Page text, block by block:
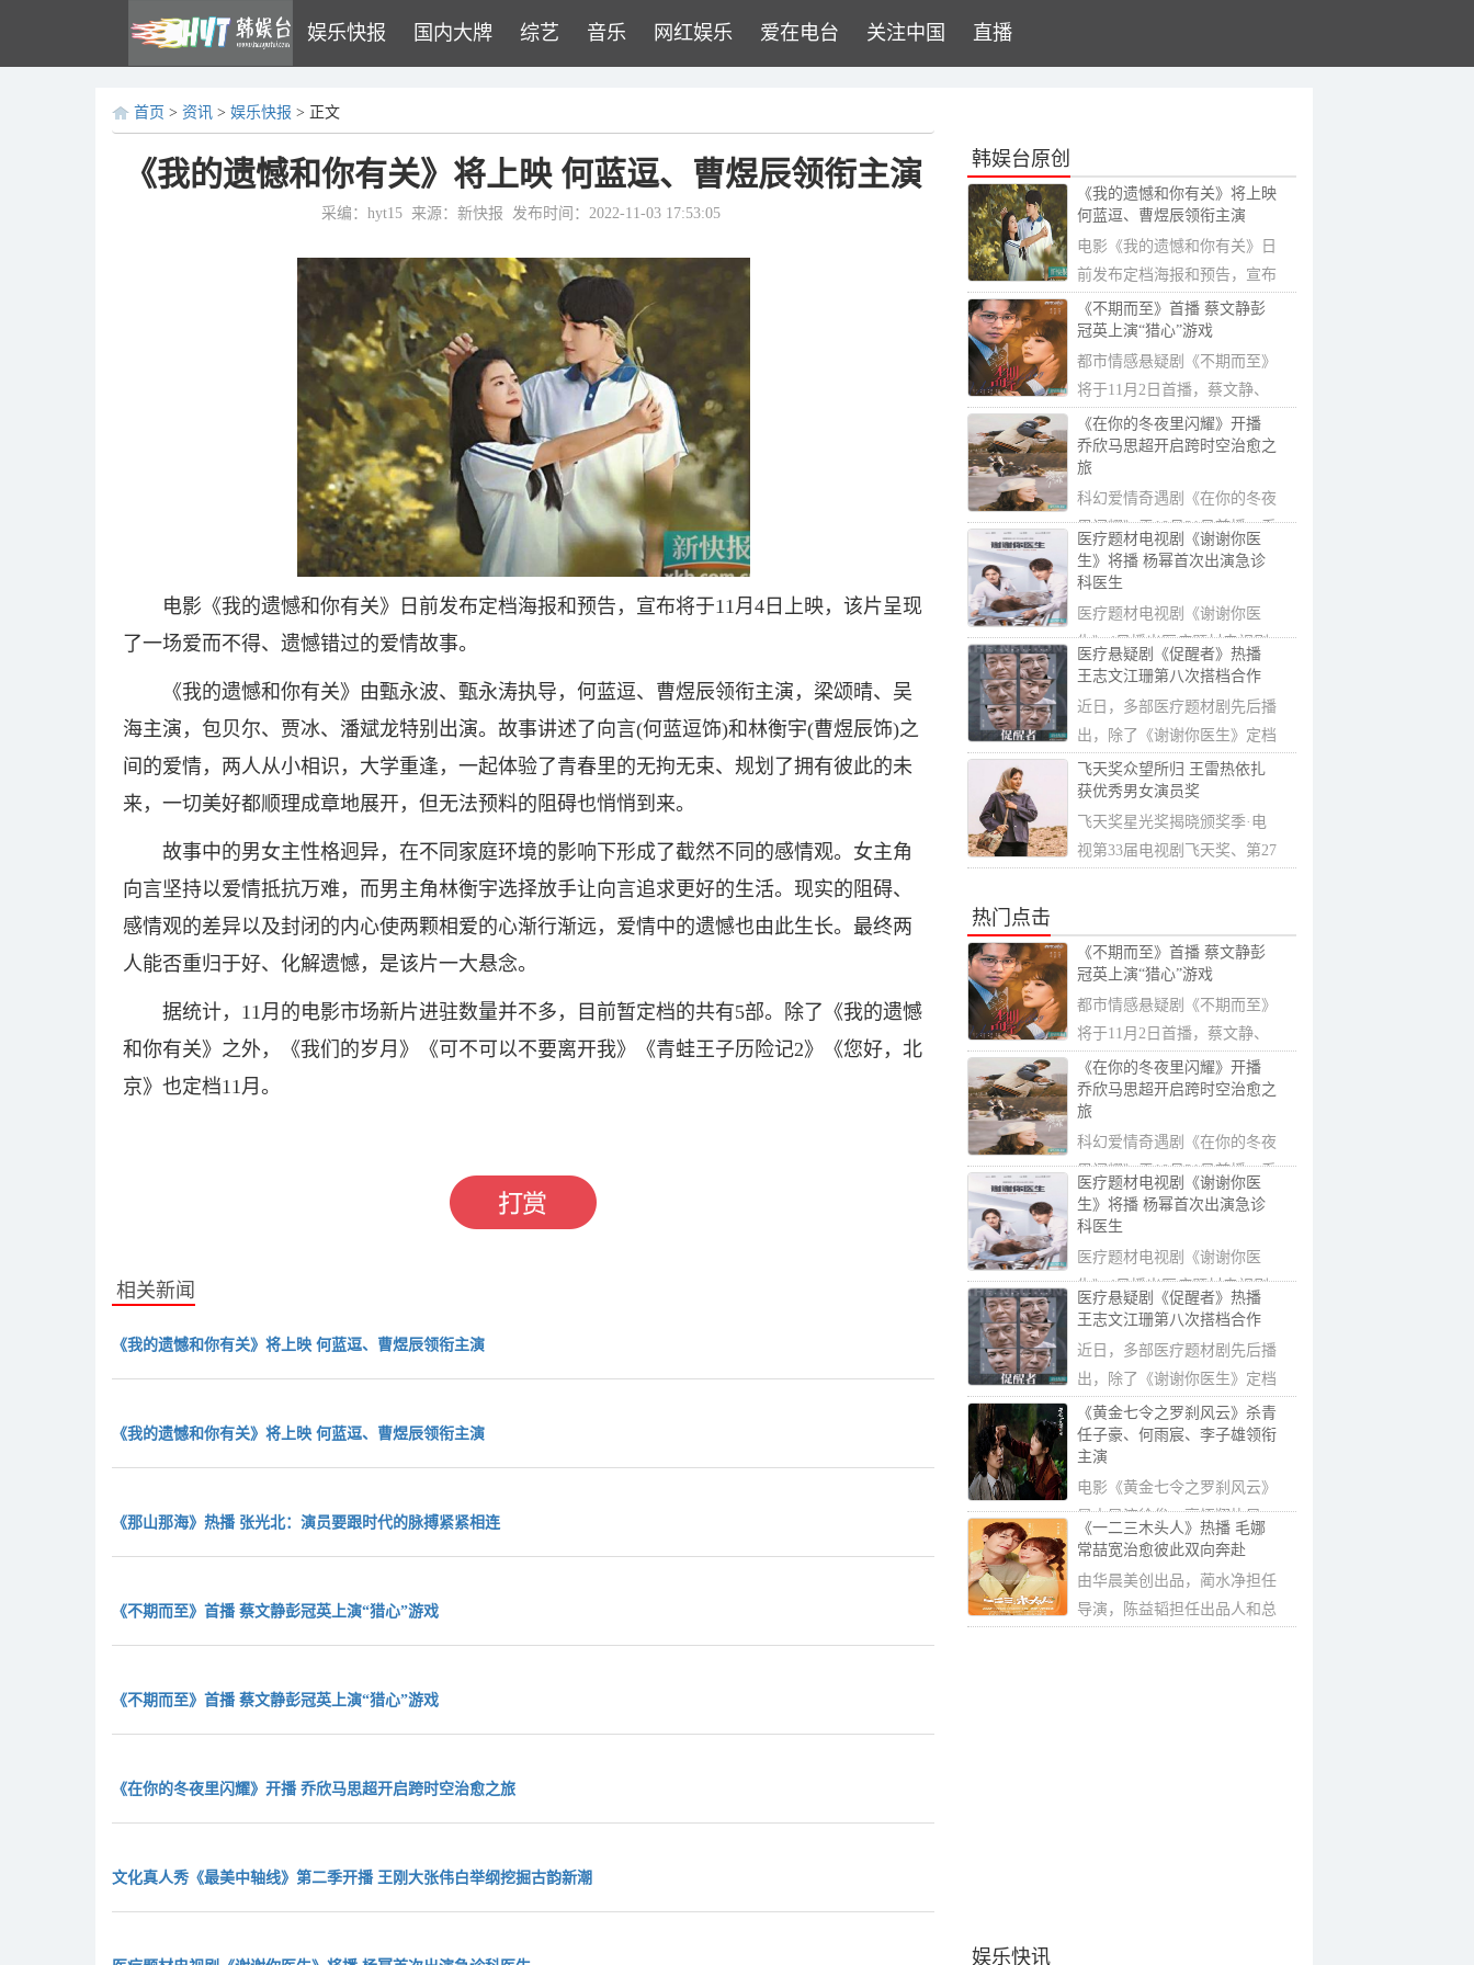
娱乐快报 国内大牌 综艺 音乐 网红娱乐 爱在电台 关注中国 直播
首页 > 资讯 > 娱乐快报 > 正文
《我的遗憾和你有关》将上映 何蓝逗、曹煜辰领衔主演
采编：hyt15 来源：新快报 发布时间：2022-11-03 17:53:05
电影《我的遗憾和你有关》日前发布定档海报和预告，宣布将于11月4日上映，该片呈现
了一场爱而不得、遗憾错过的爱情故事。
《我的遗憾和你有关》由甄永波、甄永涛执导，何蓝逗、曹煜辰领衔主演，梁颂晴、吴
海主演，包贝尔、贾冰、潘斌龙特别出演。故事讲述了向言(何蓝逗饰)和林衡宇(曹煜辰饰)之
间的爱情，两人从小相识，大学重逢，一起体验了青春里的无拘无束、规划了拥有彼此的未
来，一切美好都顺理成章地展开，但无法预料的阻碍也悄悄到来。
故事中的男女主性格迥异，在不同家庭环境的影响下形成了截然不同的感情观。女主角
向言坚持以爱情抵抗万难，而男主角林衡宇选择放手让向言追求更好的生活。现实的阻碍、
感情观的差异以及封闭的内心使两颗相爱的心渐行渐远，爱情中的遗憾也由此生长。最终两
人能否重归于好、化解遗憾，是该片一大悬念。
据统计，11月的电影市场新片进驻数量并不多，目前暂定档的共有5部。除了《我的遗憾
和你有关》之外，《我们的岁月》《可不可以不要离开我》《青蛙王子历险记2》《您好，北
京》也定档11月。
相关新闻
《我的遗憾和你有关》将上映 何蓝逗、曹煜辰领衔主演
《我的遗憾和你有关》将上映 何蓝逗、曹煜辰领衔主演
《那山那海》热播 张光北：演员要跟时代的脉搏紧紧相连
《不期而至》首播 蔡文静彭冠英上演“猎心”游戏
《不期而至》首播 蔡文静彭冠英上演“猎心”游戏
《在你的冬夜里闪耀》开播 乔欣马思超开启跨时空治愈之旅
文化真人秀《最美中轴线》第二季开播 王刚大张伟白举纲挖掘古韵新潮
韩娱台原创
《我的遗憾和你有关》将上映
何蓝逗、曹煜辰领衔主演
电影《我的遗憾和你有关》日
前发布定档海报和预告，宣布
将于11月4日...
《不期而至》首播 蔡文静彭
冠英上演“猎心”游戏
都市情感悬疑剧《不期而至》
将于11月2日首播，蔡文静、
彭冠英在欲望...
《在你的冬夜里闪耀》开播
乔欣马思超开启跨时空治愈之
旅
科幻爱情奇遇剧《在你的冬夜
里闪耀》于10月31日首播，乔
欣和马思超...
医疗题材电视剧《谢谢你医
生》将播 杨幂首次出演急诊
科医生
医疗题材电视剧《谢谢你医
生》4日播出医疗题材电视剧
《谢谢你医生》...
医疗悬疑剧《促醒者》热播
王志文江珊第八次搭档合作
近日，多部医疗题材剧先后播
出，除了《谢谢你医生》定档
央视，另一...
飞天奖众望所归 王雷热依扎
获优秀男女演员奖
飞天奖星光奖揭晓颁奖季·电
视第33届电视剧飞天奖、第27
热门点击
《不期而至》首播 蔡文静彭
冠英上演“猎心”游戏
都市情感悬疑剧《不期而至》
将于11月2日首播，蔡文静、
彭冠英在欲望...
《在你的冬夜里闪耀》开播
乔欣马思超开启跨时空治愈之
旅
科幻爱情奇遇剧《在你的冬夜
里闪耀》于10月31日首播，乔
欣和马思超...
医疗题材电视剧《谢谢你医
生》将播 杨幂首次出演急诊
科医生
医疗题材电视剧《谢谢你医
生》4日播出医疗题材电视剧
《谢谢你医生》...
医疗悬疑剧《促醒者》热播
王志文江珊第八次搭档合作
近日，多部医疗题材剧先后播
出，除了《谢谢你医生》定档
央视，另一...
《黄金七令之罗刹风云》杀青
任子豪、何雨宸、李子雄领衔
主演
电影《黄金七令之罗刹风云》
是由导演徐俊、高悟翔执导，
徐俊担任监...
《一二三木头人》热播 毛娜
常喆宽治愈彼此双向奔赴
由华晨美创出品，蔺水净担任
导演，陈益韬担任出品人和总
娱乐快讯